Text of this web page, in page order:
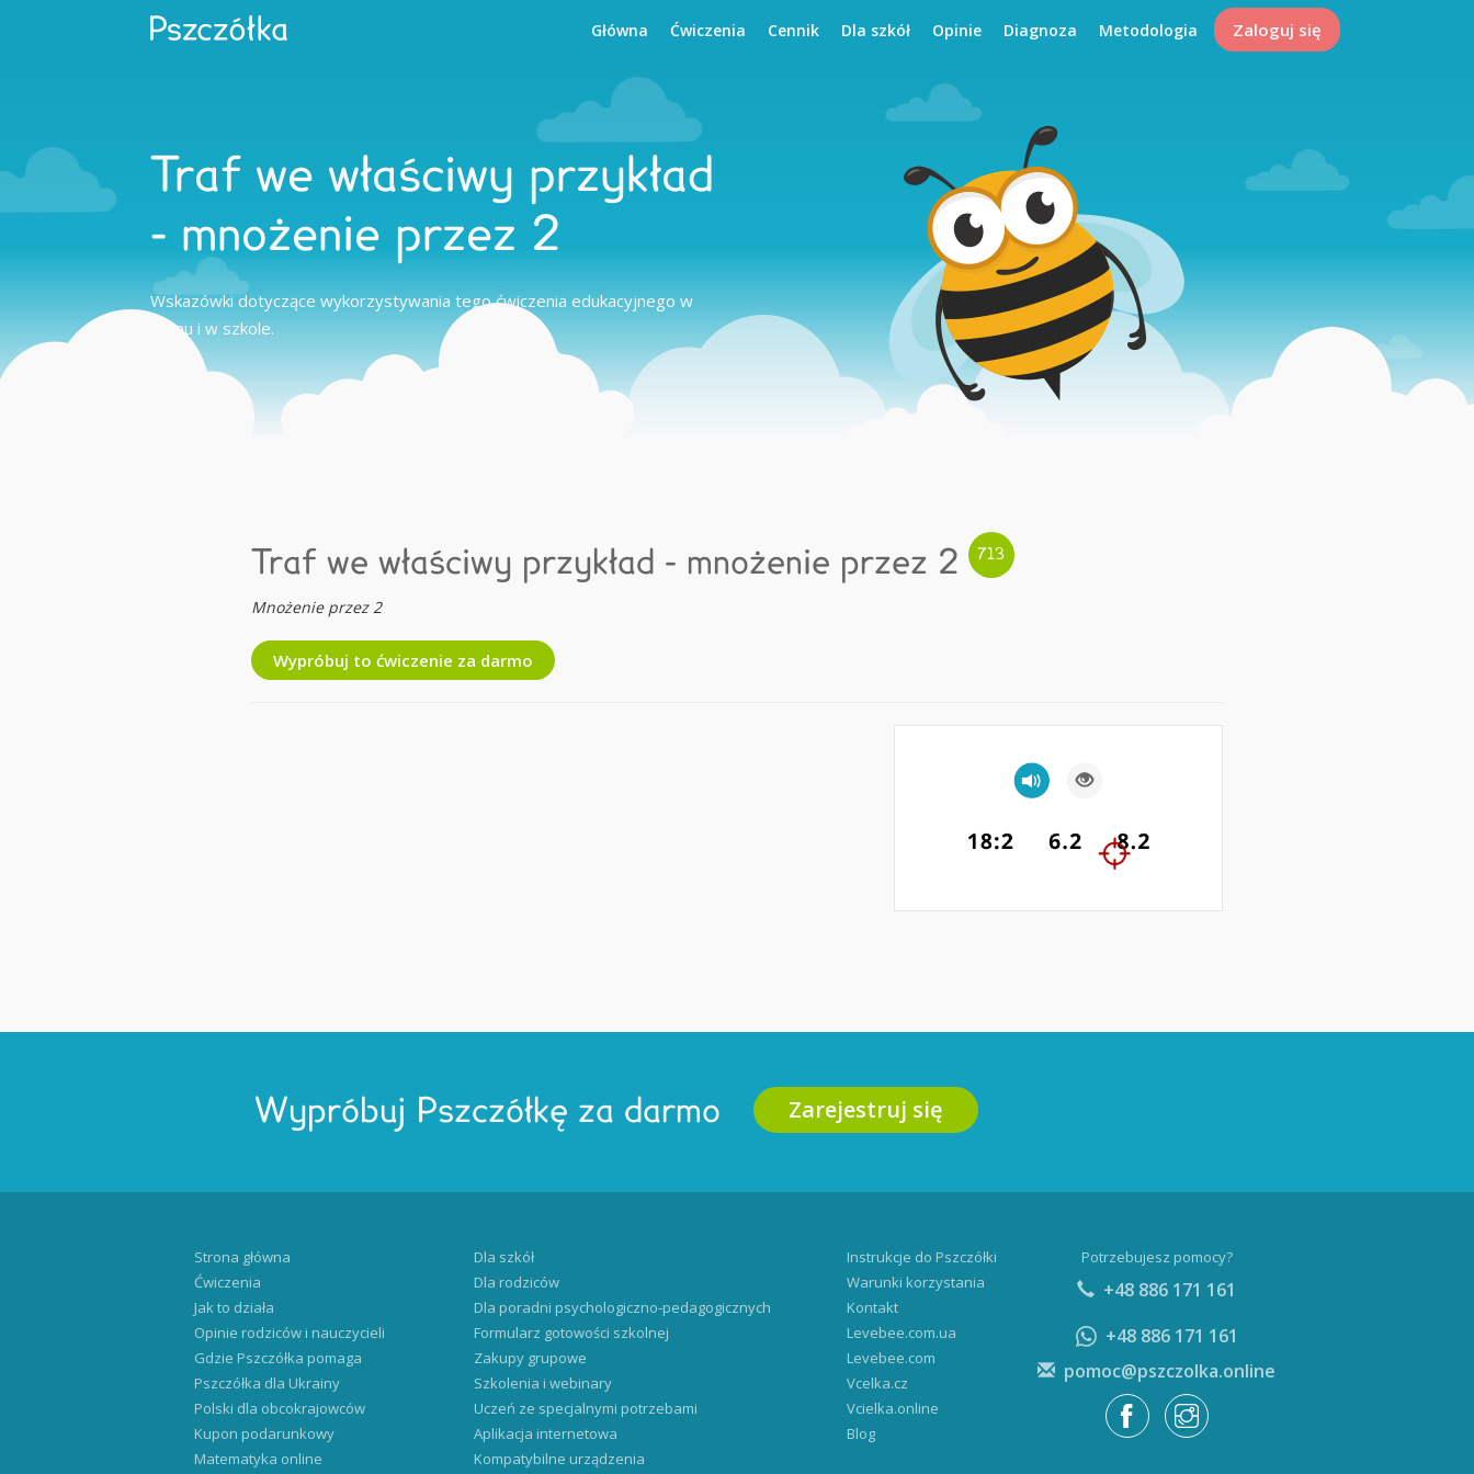
Główna Ćwiczenia Cennik Dla szkół Opinie Diagnoza Metodologia Zaloguj się
Traf we właściwy przykład
- mnożenie przez 2
Wskazówki dotyczące wykorzystywania tego ćwiczenia edukacyjnego w
domu i w szkole.
Traf we właściwy przykład - mnożenie przez 2
Mnożenie przez 2
Wypróbuj to ćwiczenie za darmo
Wypróbuj Pszczółkę za darmo Zarejestruj się
Strona główna
Ćwiczenia
Jak to działa
Opinie rodziców i nauczycieli
Gdzie Pszczółka pomaga
Pszczółka dla Ukrainy
Polski dla obcokrajowców
Kupon podarunkowy
Matematyka online
Dla szkół
Dla rodziców
Dla poradni psychologiczno-pedagogicznych
Formularz gotowości szkolnej
Zakupy grupowe
Szkolenia i webinary
Uczeń ze specjalnymi potrzebami
Aplikacja internetowa
Kompatybilne urządzenia
Instrukcje do Pszczółki
Warunki korzystania
Kontakt
Levebee.com.ua
Levebee.com
Vcelka.cz
Vcielka.online
Blog
Potrzebujesz pomocy?
+48 886 171 161
+48 886 171 161
pomoc@pszczolka.online